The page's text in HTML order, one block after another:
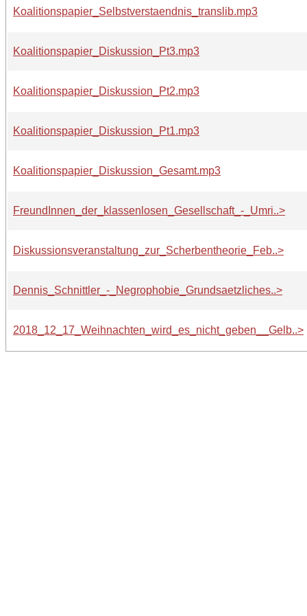
Koalitionspapier_Selbstverstaendnis_translib.mp3
Koalitionspapier_Diskussion_Pt3.mp3
Koalitionspapier_Diskussion_Pt2.mp3
Koalitionspapier_Diskussion_Pt1.mp3
Koalitionspapier_Diskussion_Gesamt.mp3
FreundInnen_der_klassenlosen_Gesellschaft_-_Umri..>
Diskussionsveranstaltung_zur_Scherbentheorie_Feb..>
Dennis_Schnittler_-_Negrophobie_Grundsaetzliches..>
2018_12_17_Weihnachten_wird_es_nicht_geben__Gelb..>